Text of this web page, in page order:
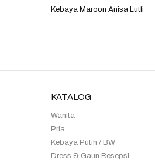
Kebaya Maroon Anisa Lutfi
KATALOG
Wanita
Pria
Kebaya Putih / BW
Dress & Gaun Resepsi